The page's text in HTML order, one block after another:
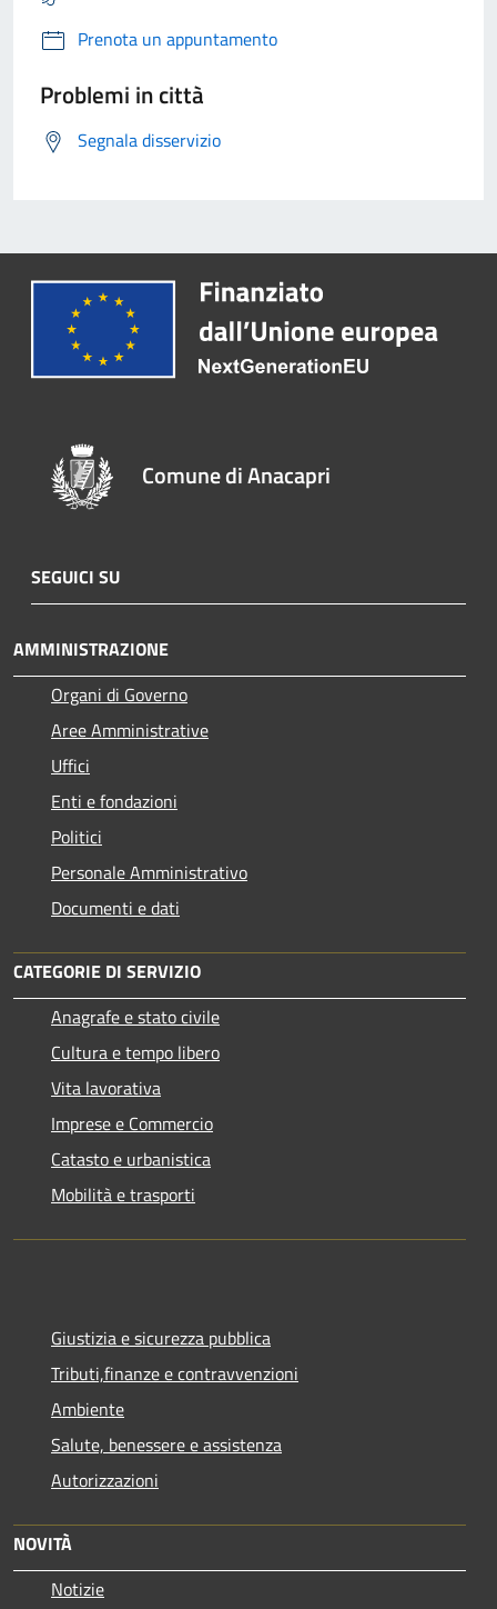
Prenota un appuntamento
Problemi in città
Segnala disservizio
Comune di Anacapri
SEGUICI SU
AMMINISTRAZIONE
Organi di Governo
Aree Amministrative
Uffici
Enti e fondazioni
Politici
Personale Amministrativo
Documenti e dati
CATEGORIE DI SERVIZIO
Anagrafe e stato civile
Cultura e tempo libero
Vita lavorativa
Imprese e Commercio
Catasto e urbanistica
Mobilità e trasporti
Giustizia e sicurezza pubblica
Tributi,finanze e contravvenzioni
Ambiente
Salute, benessere e assistenza
Autorizzazioni
NOVITÀ
Notizie